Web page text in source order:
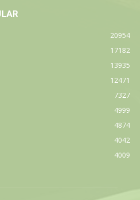
20954
17182
13935
12471
7327
4999
4874
4042
4009